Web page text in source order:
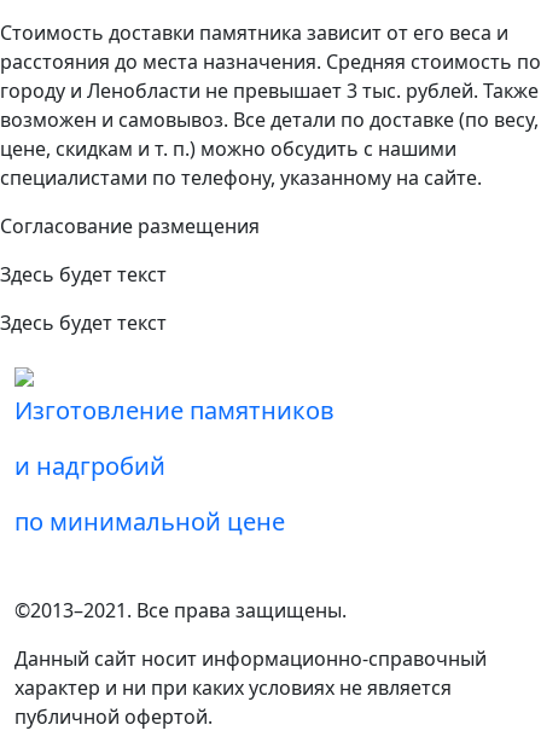
Стоимость доставки памятника зависит от его веса и
расстояния до места назначения. Средняя стоимость по
городу и Ленобласти не превышает 3 тыс. рублей. Также
возможен и самовывоз. Все детали по доставке (по весу,
цене, скидкам и т. п.) можно обсудить с нашими
специалистами по телефону, указанному на сайте.
Согласование размещения
Здесь будет текст
Здесь будет текст
Изготовление памятников
и надгробий
по минимальной цене
©2013–2021. Все права защищены.
Данный сайт носит информационно-справочный
характер и ни при каких условиях не является
публичной офертой.